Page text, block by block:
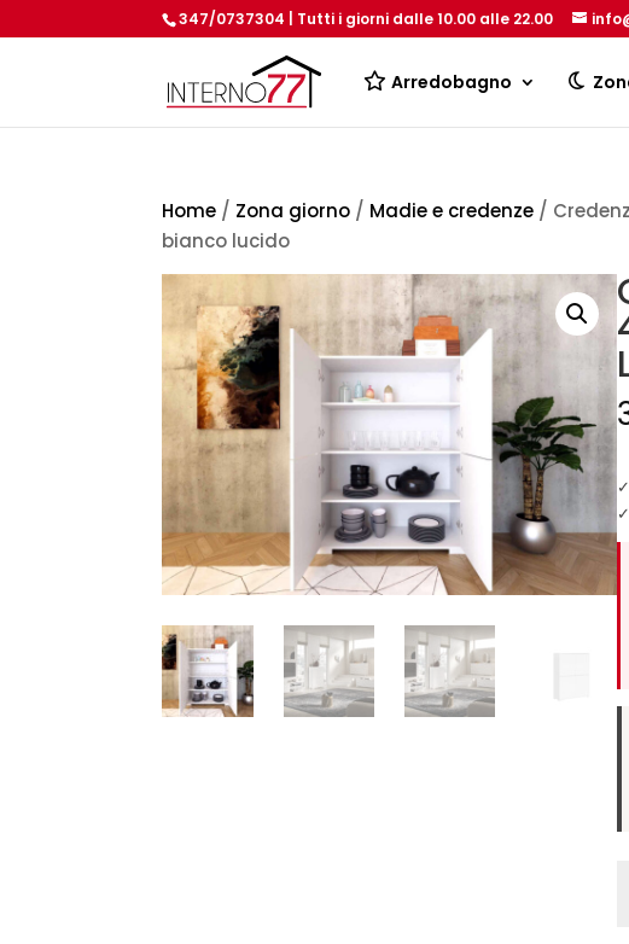
347/0737304 | Tutti i giorni dalle 10.00 alle 22.00
Arredobagno
Home / Zona giorno / Madie e credenze /
bianco lucido